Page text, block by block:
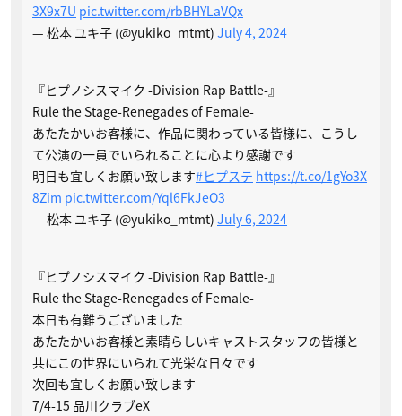
3X9x7U pic.twitter.com/rbBHYLaVQx
— 松本 ユキ子 (@yukiko_mtmt) July 4, 2024
『ヒプノシスマイク -Division Rap Battle-』
Rule the Stage-Renegades of Female-
あたたかいお客様に、作品に関わっている皆様に、こうし
て公演の一員でいられることに心より感謝です
明日も宜しくお願い致します#ヒプステ https://t.co/1gYo3X
8Zim pic.twitter.com/Yql6FkJeO3
— 松本 ユキ子 (@yukiko_mtmt) July 6, 2024
『ヒプノシスマイク -Division Rap Battle-』
Rule the Stage-Renegades of Female-
本日も有難うございました
あたたかいお客様と素晴らしいキャストスタッフの皆様と
共にこの世界にいられて光栄な日々です
次回も宜しくお願い致します
7/4-15 品川クラブeX